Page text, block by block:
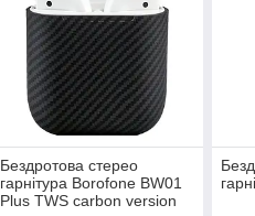
Бездротова стерео
гарнітура Borofone BW01
Plus TWS carbon version